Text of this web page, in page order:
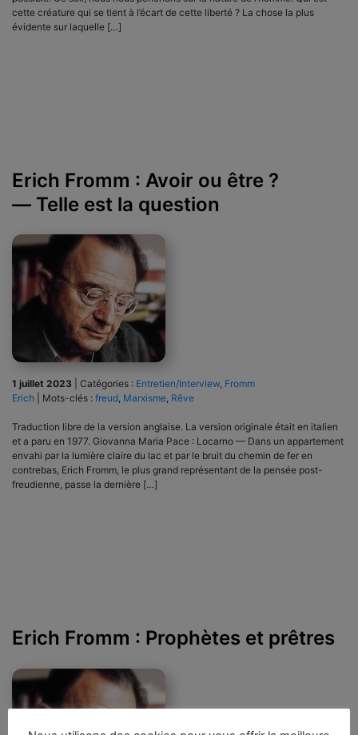
cette créature qui se tient à l’écart de cette liberté ? La chose la plus
évidente sur laquelle […]
Erich Fromm : Avoir ou être ?
— Telle est la question
1 juillet 2023 Catégories : Entretien/Interview, Fromm
Erich
Mots-clés : freud, Marxisme, Rêve
Traduction libre de la version anglaise. La version originale était en italien
et a paru en 1977. Giovanna Maria Pace : Locarno — Dans un appartement
envahi par la lumière claire du lac et par le bruit du chemin de fer en
contrebas, Erich Fromm, le plus grand représentant de la pensée post-
freudienne, passe la dernière […]
Erich Fromm : Prophètes et prêtres